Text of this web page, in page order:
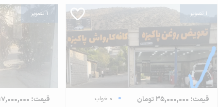
1 تصویر
قیمت: 35,000,000 تومان
0 خواب
1 تصویر